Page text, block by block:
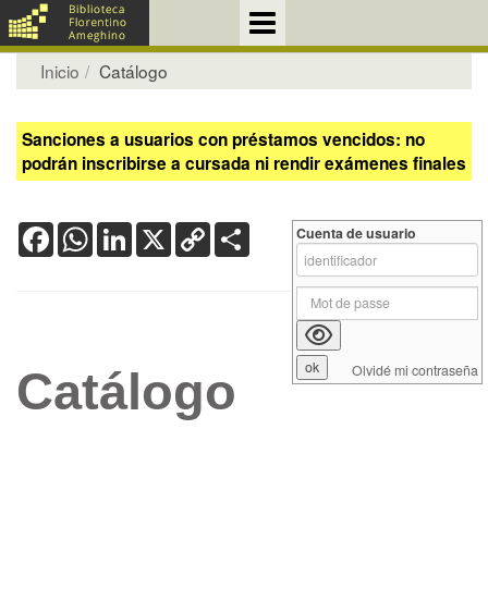
Inicio Catálogo
Sanciones a usuarios con préstamos vencidos: no
podrán inscribirse a cursada ni rendir exámenes finales
FacebookWhatsApp
LinkedIn
X Copy
Link
Catálogo
Cuenta de usuario
Olvidé mi contraseña